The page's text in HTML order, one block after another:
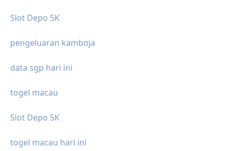
Slot Depo 5K
pengeluaran kamboja
data sgp hari ini
togel macau
Slot Depo 5K
togel macau hari ini